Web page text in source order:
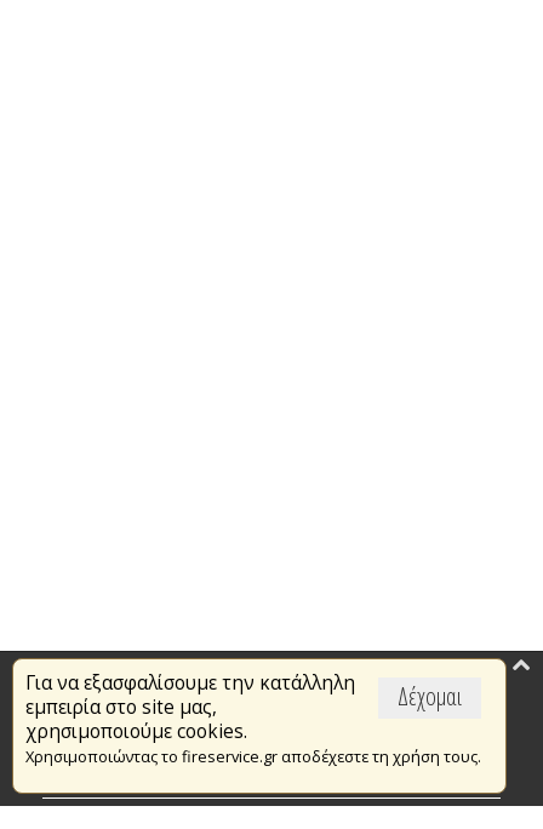
Δέχομαι
Για να εξασφαλίσουμε την κατάλληλη
εμπειρία στο site μας,
χρησιμοποιούμε cookies.
Χρησιμοποιώντας το fireservice.gr αποδέχεστε τη χρήση τους.
Επικαιρότητα
Το Πυροσβεστικό Σώμα